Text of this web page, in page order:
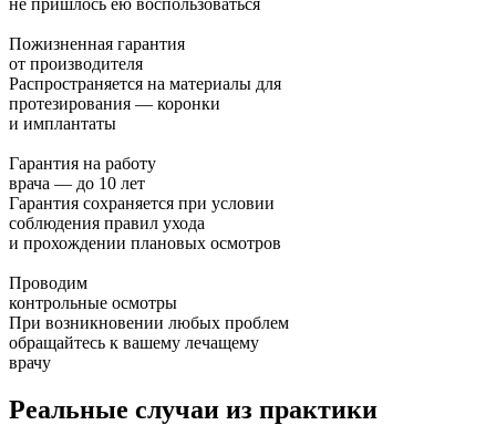
Пожизненная гарантия
от производителя
Распространяется на материалы для
протезирования — коронки
и имплантаты
Гарантия на работу
врача — до 10 лет
Гарантия сохраняется при условии
соблюдения правил ухода
и прохождении плановых осмотров
Проводим
контрольные осмотры
При возникновении любых проблем
обращайтесь к вашему лечащему
врачу
Реальные случаи из практики